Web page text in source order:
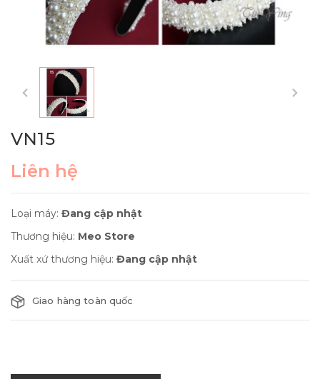
VN15
Liên hệ
Loại máy: Đang cập nhật
Thương hiệu: Meo Store
Xuất xứ thương hiệu: Đang cập nhật
Giao hàng toàn quốc